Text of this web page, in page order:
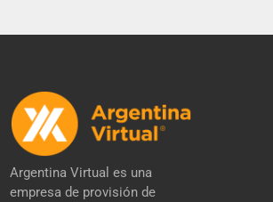
Argentina Virtual es una
empresa de provisión de